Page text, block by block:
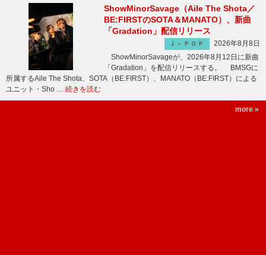
ShowMinorSavage（Aile The Shota／
BE:FIRSTのSOTA＆MANATO）、新曲
「Gradation」配信リリース
Ｊ－ＰＯＰ
2026年8月8日
ShowMinorSavageが、2026年8月12日に新曲
「Gradation」を配信リリースする。 BMSGに
所属するAile The Shota、SOTA（BE:FIRST）、MANATO（BE:FIRST）による
ユニット・Sho … 続きを読む
more »